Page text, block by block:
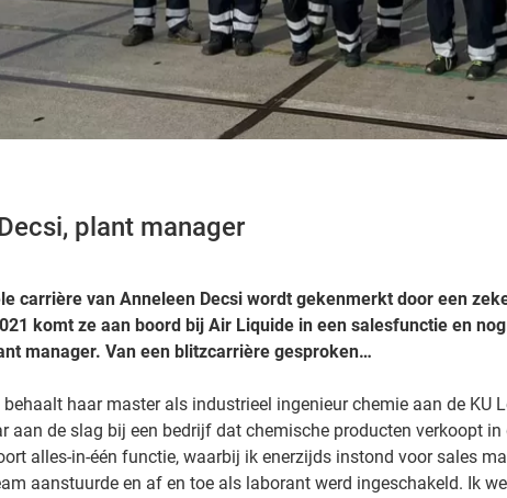
plant manager
carrière van Anneleen Decsi wordt gekenmerkt door een
komt ze aan boord bij Air Liquide in een salesfunctie en
manager. Van een blitzcarrière gesproken…
behaalt haar master als industrieel ingenieur chemie aan de KU
aan de slag bij een bedrijf dat chemische producten verkoopt in
alles-in-één functie, waarbij ik enerzijds instond voor sales
aanstuurde en af en toe als laborant werd ingeschakeld. Ik